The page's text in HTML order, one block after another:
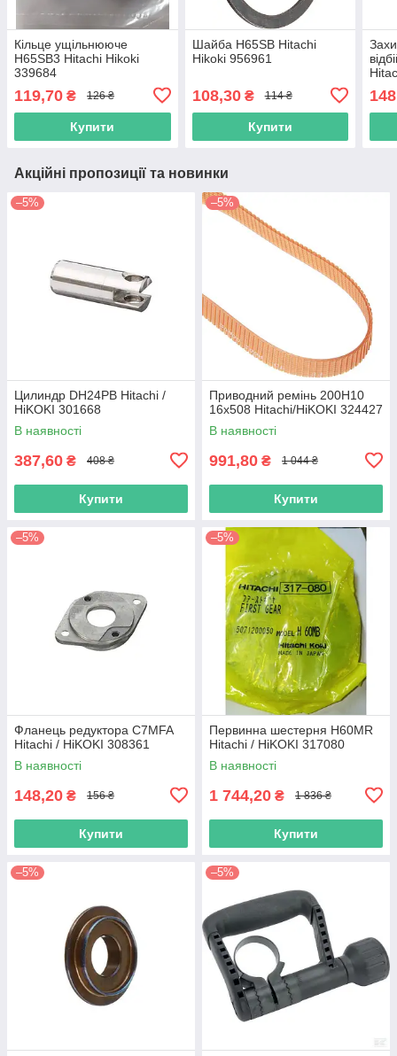
Кільце ущільнююче
H65SB3 Hitachi Hikoki
339684
119,70 ₴ 126 ₴
Купити
Шайба H65SB Hitachi
Hikoki 956961
108,30₴ 114 ₴
Купити
Акційні пропозиції та новинки
–5%
Цилиндр DH24PB Hitachi /
HiKOKI 301668
В наявності
387,60 ₴ 408 ₴
Купити
–5%
Приводний ремінь 200Н10
16х508 Hitachi/HiKOKI 324427
В наявності
991,80 ₴ 1 044 ₴
Купити
–5%
Фланець редуктора C7MFA
Hitachi / HiKOKI 308361
В наявності
148,20 ₴ 156 ₴
Купити
–5%
Первинна шестерня H60MR
Hitachi / HiKOKI 317080
В наявності
1 744,20 ₴ 1 836 ₴
Купити
–5% –5%